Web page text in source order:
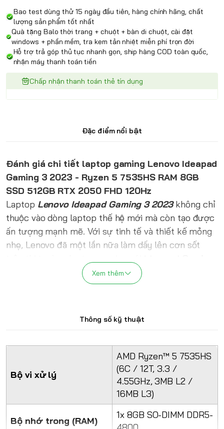
Bao test dùng thử 15 ngày đầu tiên, hàng chính hãng, chất
lượng sản phẩm tốt nhất
Quà tặng Balo thời trang + chuột + bàn di chuột, cài đặt
windows + phần mềm, tra kem tản nhiệt miễn phí trọn đời
Hỗ trợ trả góp thủ tục nhanh gọn, ship hàng COD toàn quốc,
nhận máy thanh toán tiền
Chấp nhận thanh toán thẻ tín dụng
Đặc điểm nổi bật
Đánh giá chi tiết laptop gaming Lenovo Ideapad
Gaming 3 2023 - Ryzen 5 7535HS RAM 8GB
SSD 512GB RTX 2050 FHD 120Hz
Laptop Lenovo Ideapad Gaming 3 2023không chỉ
thuộc vào dòng laptop thế hệ mới mà còn tạo được
ấn tượng mạnh mẽ. Với sự tinh tế và thiết kế mỏng
nhẹ, Lenovo đã một lần nữa làm dấy lên cơn sốt
. Điểm mạnh củaLenovo Ideapad Gaming 3
không chỉ nằm ở việc áp dụng ngôn ngữ thiết
giá chi tiết laptop Lenovo Ideapad Gaming 3
những kì vọng mà nó đem lại cho người dùng hay
Xem thêm
Thông số kỹ thuật
Bộ vi xử lý
AMD Ryzen™ 5 7535HS
(6C / 12T, 3.3 /
4.55GHz, 3MB L2 /
16MB L3)
Bộ nhớ trong (RAM)
1x 8GB SO-DIMM DDR5-